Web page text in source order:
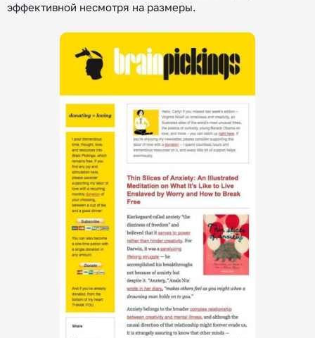
эффективной несмотря на размеры.